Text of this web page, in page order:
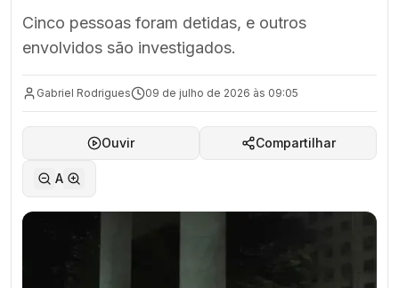
Cinco pessoas foram detidas, e outros
envolvidos são investigados.
Gabriel Rodrigues 09 de julho de 2026 às 09:05
Ouvir Compartilhar
A